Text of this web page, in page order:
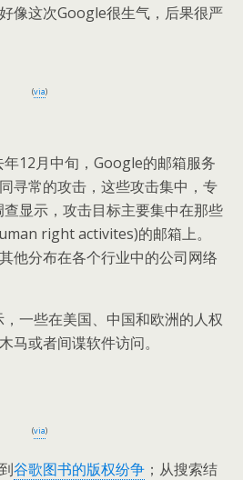
像这次Google很生气，后果很严
(via)
12月中旬，Google的邮箱服务
寻常的攻击，这些攻击集中，专
显示，攻击目标主要集中在那些
right activites)的邮箱上。
他分布在各个行业中的公司网络
一些在美国、中国和欧洲的人权
马或者间谍软件访问。
(via)
谷歌图书的版权纷争 ；从搜索结